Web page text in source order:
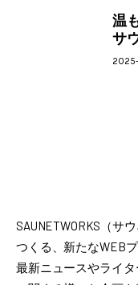
温
サ
SAUNETWORKS（サ
つくる、新たなWEB
最新ニュースやライ